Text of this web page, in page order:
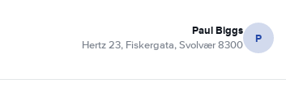
P
Paul Biggs
Hertz 23, Fiskergata, Svolvær 8300